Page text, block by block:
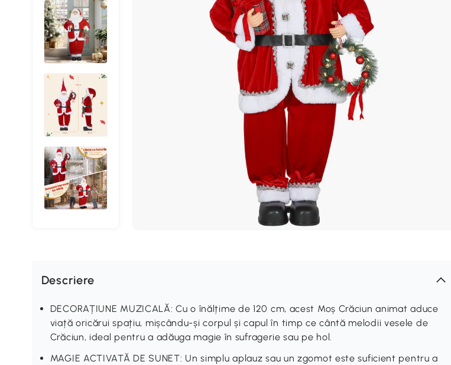
Descriere
DECORAȚIUNE MUZICALĂ: Cu o înălțime de 120 cm, acest Moș Crăciun animat aduce
viață oricărui spațiu, mișcându-și corpul și capul în timp ce cântă melodii vesele de
Crăciun, ideal pentru a adăuga magie în sufragerie sau pe hol.
MAGIE ACTIVATĂ DE SUNET: Un simplu aplauz sau un zgomot este suficient pentru a